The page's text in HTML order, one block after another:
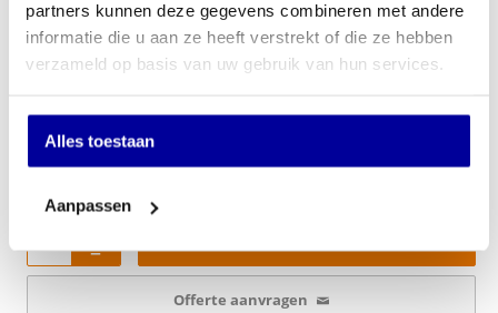
partners kunnen deze gegevens combineren met andere
informatie die u aan ze heeft verstrekt of die ze hebben
verzameld op basis van uw gebruik van hun services.
Alles toestaan
Aanpassen
Je keuze:
Nee
Offerte aanvragen